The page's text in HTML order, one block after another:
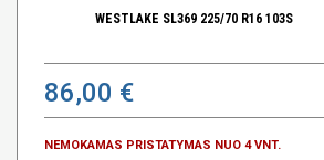
WESTLAKE SL369 225/70 R16 103S
86,00 €
NEMOKAMAS PRISTATYMAS NUO 4 VNT.